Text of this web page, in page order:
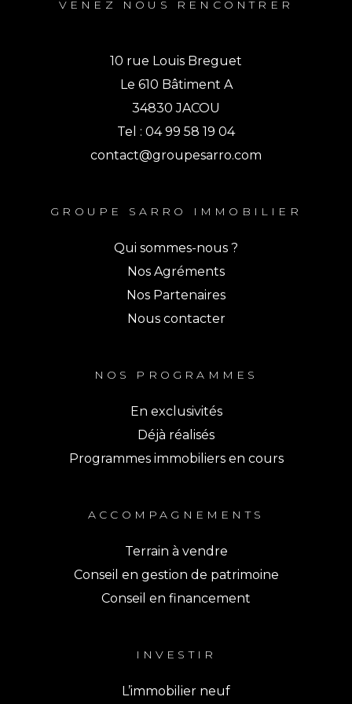
VENEZ NOUS RENCONTRER
10 rue Louis Breguet
Le 610 Bâtiment A
34830 JACOU
Tel : 04 99 58 19 04
contact@groupesarro.com
GROUPE SARRO IMMOBILIER
Qui sommes-nous ?
Nos Agréments
Nos Partenaires
Nous contacter
NOS PROGRAMMES
En exclusivités
Déjà réalisés
Programmes immobiliers en cours
ACCOMPAGNEMENTS
Terrain à vendre
Conseil en gestion de patrimoine
Conseil en financement
INVESTIR
L’immobilier neuf